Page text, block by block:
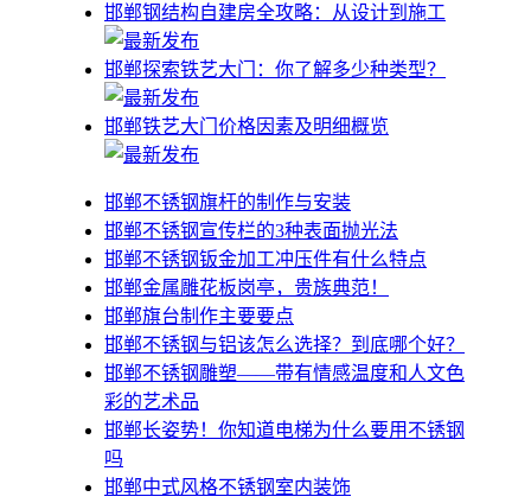
邯郸钢结构自建房全攻略：从设计到施工
邯郸探索铁艺大门：你了解多少种类型？
邯郸铁艺大门价格因素及明细概览
邯郸不锈钢旗杆的制作与安装
邯郸不锈钢宣传栏的3种表面抛光法
邯郸不锈钢钣金加工冲压件有什么特点
邯郸金属雕花板岗亭，贵族典范！
邯郸旗台制作主要要点
邯郸不锈钢与铝该怎么选择？到底哪个好？
邯郸不锈钢雕塑——带有情感温度和人文色
彩的艺术品
邯郸​长姿势！你知道电梯为什么要用不锈钢
吗
邯郸中式风格不锈钢室内装饰